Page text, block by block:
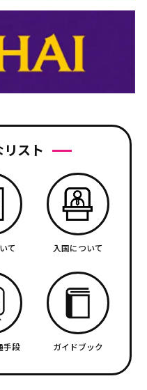
スト
て 入国について
手段 ガイドブック